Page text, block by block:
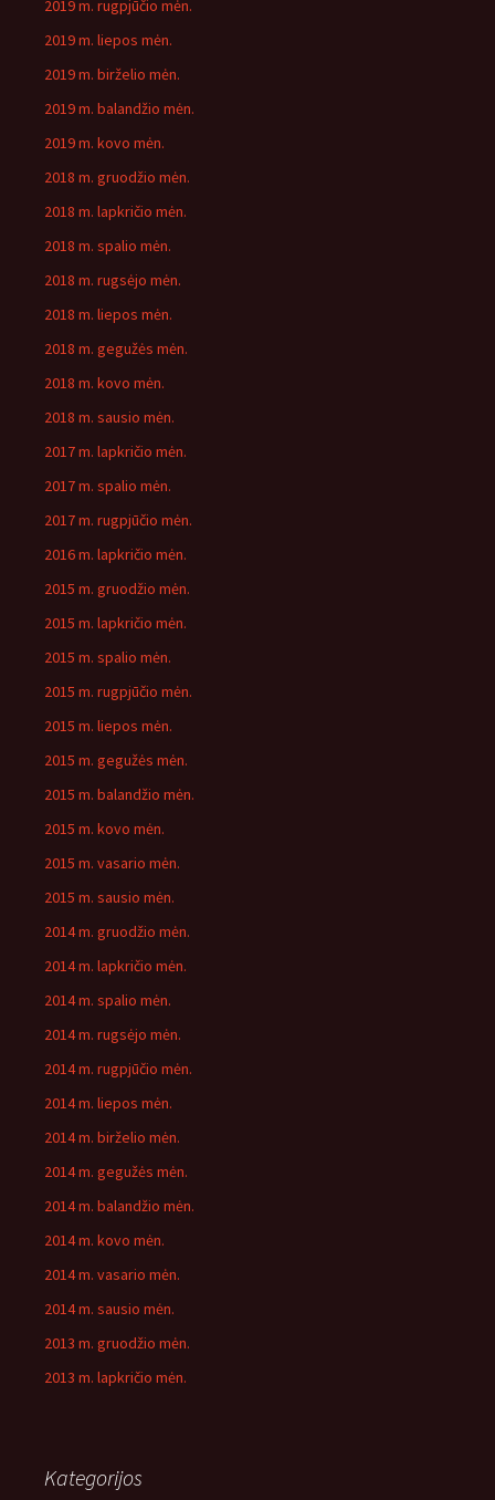
2019 m. rugpjūčio mėn.
2019 m. liepos mėn.
2019 m. birželio mėn.
2019 m. balandžio mėn.
2019 m. kovo mėn.
2018 m. gruodžio mėn.
2018 m. lapkričio mėn.
2018 m. spalio mėn.
2018 m. rugsėjo mėn.
2018 m. liepos mėn.
2018 m. gegužės mėn.
2018 m. kovo mėn.
2018 m. sausio mėn.
2017 m. lapkričio mėn.
2017 m. spalio mėn.
2017 m. rugpjūčio mėn.
2016 m. lapkričio mėn.
2015 m. gruodžio mėn.
2015 m. lapkričio mėn.
2015 m. spalio mėn.
2015 m. rugpjūčio mėn.
2015 m. liepos mėn.
2015 m. gegužės mėn.
2015 m. balandžio mėn.
2015 m. kovo mėn.
2015 m. vasario mėn.
2015 m. sausio mėn.
2014 m. gruodžio mėn.
2014 m. lapkričio mėn.
2014 m. spalio mėn.
2014 m. rugsėjo mėn.
2014 m. rugpjūčio mėn.
2014 m. liepos mėn.
2014 m. birželio mėn.
2014 m. gegužės mėn.
2014 m. balandžio mėn.
2014 m. kovo mėn.
2014 m. vasario mėn.
2014 m. sausio mėn.
2013 m. gruodžio mėn.
2013 m. lapkričio mėn.
Kategorijos